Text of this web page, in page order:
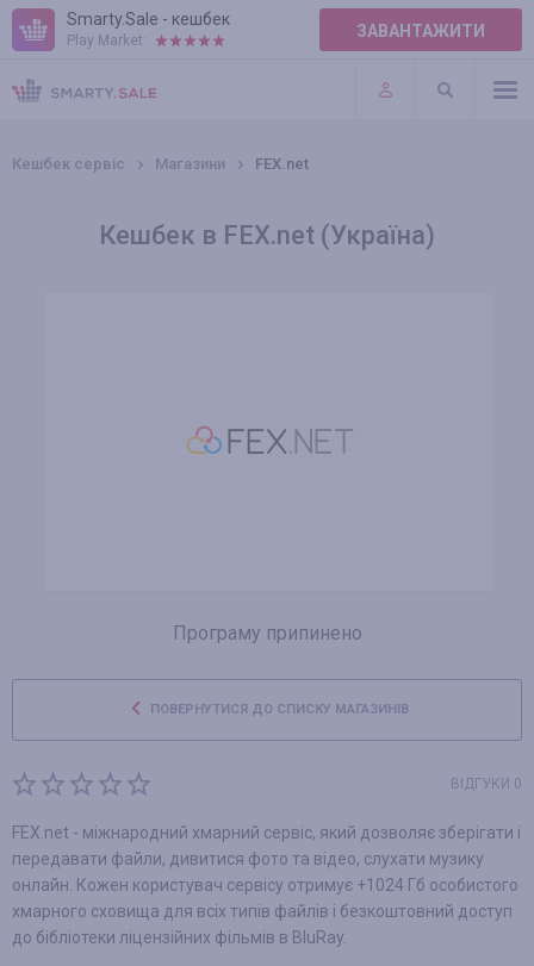
Smarty.Sale - кешбек
Play Market: ЗАВАНТАЖИТИ
ПРАВИЛА
ПЛАГІНИ
Кешбек сервіс Магазини FEX.net
Кешбек в FEX.net (Україна)
Програму припинено
ПОВЕРНУТИСЯ ДО СПИСКУ МАГАЗИНІВ
ВІДГУКИ 0
FEX.net - міжнародний хмарний сервіс, який дозволяє зберігати і
передавати файли, дивитися фото та відео, слухати музику
онлайн. Кожен користувач сервісу отримує +1024 Гб особистого
хмарного сховища для всіх типів файлів і безкоштовний доступ
до бібліотеки ліцензійних фільмів в BluRay.